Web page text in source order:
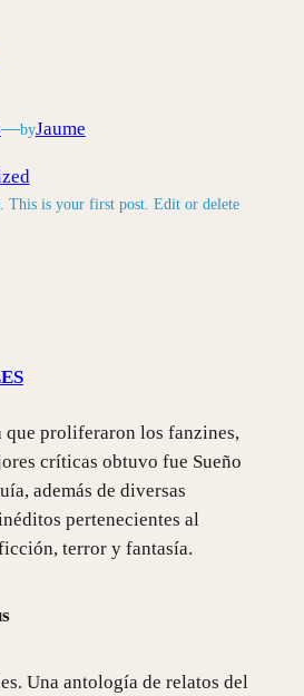
—byJaume
This is your first post. Edit or delete
que proliferaron los fanzines,
críticas obtuvo fue Sueño
además de diversas
pertenecientes al
terror y fantasía.
Una antología de relatos del